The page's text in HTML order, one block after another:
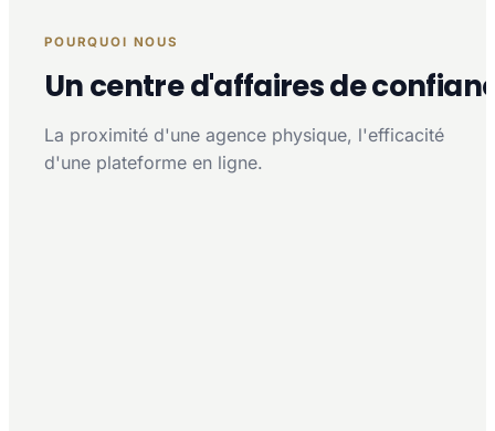
POURQUOI NOUS
Un centre d'affaires de
La proximité d'une agence physique, l'efficacité
d'une plateforme en ligne.